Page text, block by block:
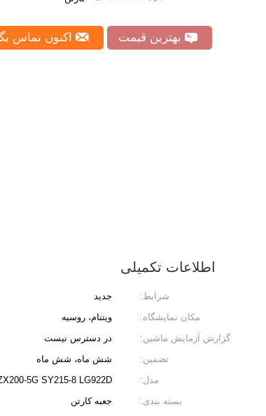
بهترین قیمت اکنون تماس
اطلاعات تکمیلی
شرایط: جدید
مکان نمایشگاه:
ویتنام، روسیه
گزارش آزمایش ماشین:
در دسترس نیست
تضمین:
شش ماه، شش ماه
مدل:
5G SY215-8 LG922D
بسته بندی:
جعبه کارتن